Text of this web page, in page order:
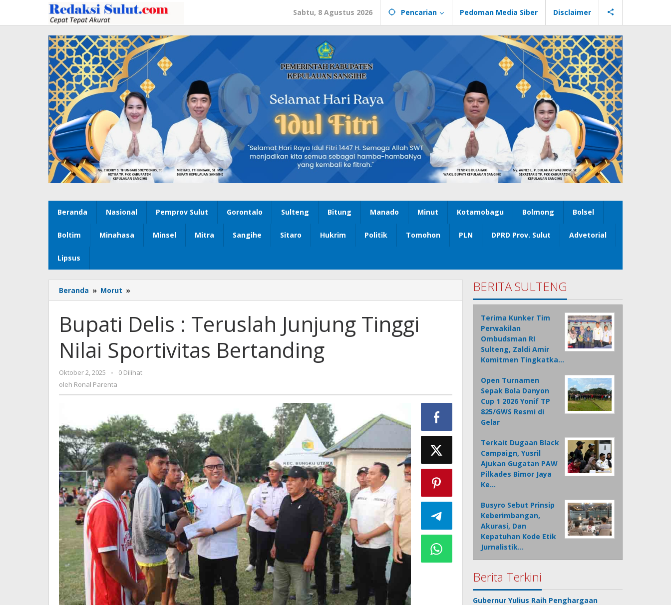
konten
Sabtu, 8 Agustus 2026 Pencarian Pedoman Media Siber Disclaimer
Beranda Nasional Pemprov Sulut Gorontalo Sulteng Bitung Manado Minut Kotamobagu Bolmong Bolsel
Boltim Minahasa Minsel Mitra Sangihe Sitaro Hukrim Politik Tomohon PLN DPRD Prov. Sulut Advetorial
Lipsus
Beranda » Morut »
Delis
Teruslah
Junjung
Nilai
Bertanding
Bupati Delis : Teruslah Junjung Tinggi
Nilai Sportivitas Bertanding
Oktober 2, 2025
oleh
Ronal
-
0 Dilihat
oleh Ronal Parenta
BERITA SULTENG
Terima Kunker Tim
Perwakilan
Ombudsman RI
Sulteng, Zaldi Amir
Komitmen Tingkatka…
Open Turnamen
Sepak Bola Danyon
Cup 1 2026 Yonif TP
825/GWS Resmi di
Gelar
Terkait Dugaan Black
Campaign, Yusril
Ajukan Gugatan PAW
Pilkades Bimor Jaya
Ke…
Busyro Sebut Prinsip
Keberimbangan,
Akurasi, Dan
Kepatuhan Kode Etik
Jurnalistik…
Berita Terkini
Gubernur Yulius Raih Penghargaan